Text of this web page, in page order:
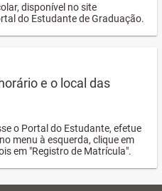
disponível no site
do Estudante de Graduação.
e o local das
o Portal do Estudante, efetue
menu à esquerda, clique em
em "Registro de Matrícula".